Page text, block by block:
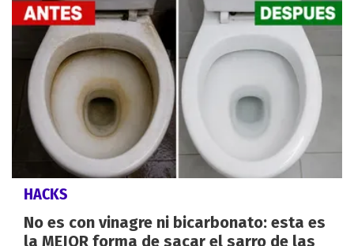
HACKS
No es con vinagre ni bicarbonato: esta es
la MEJOR forma de sacar el sarro de las